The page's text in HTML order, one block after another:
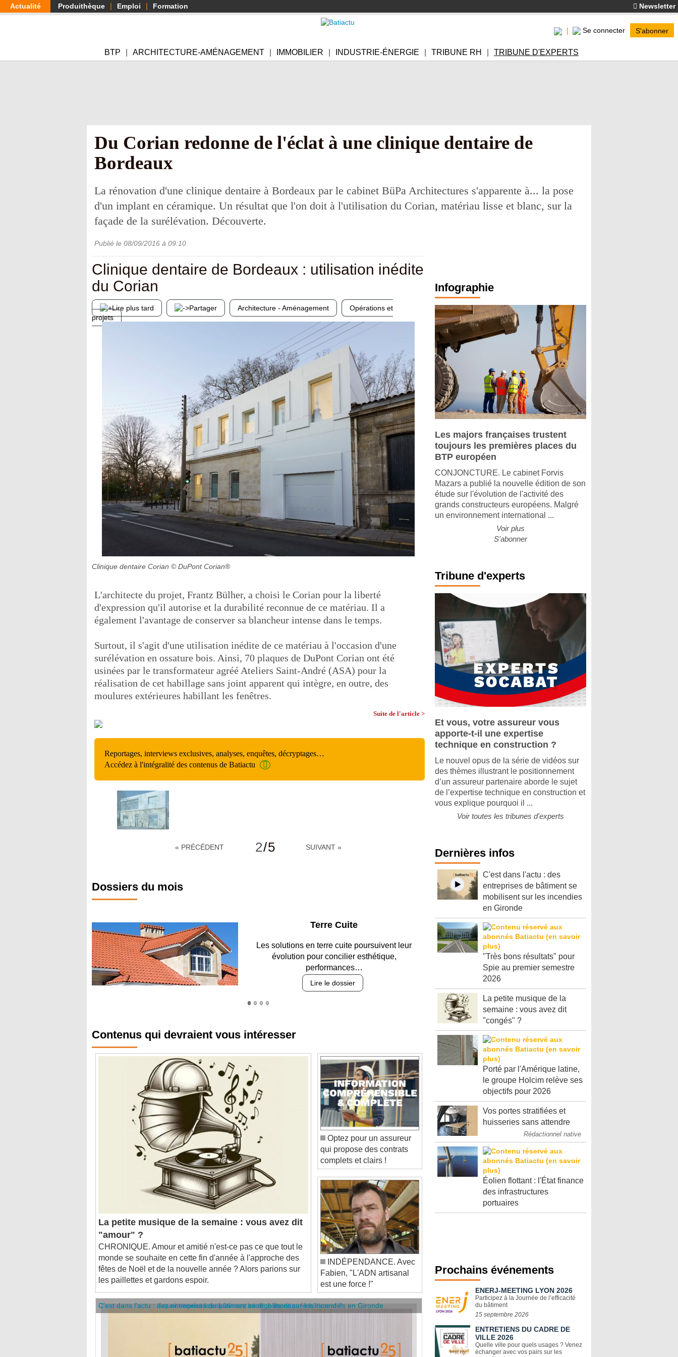
Aller
au
Actualité Produithèque Emploi Formation Newsletter
Se connecter S'abonner
BTP ARCHITECTURE-AMÉNAGEMENT IMMOBILIER INDUSTRIE-ÉNERGIE TRIBUNE RH TRIBUNE D'EXPERTS
Du Corian redonne de l'éclat à une clinique dentaire de
Bordeaux
La rénovation d'une clinique dentaire à Bordeaux par le cabinet BüPa Architectures s'apparente à... la pose
d'un implant en céramique. Un résultat que l'on doit à l'utilisation du Corian, matériau lisse et blanc, sur la
façade de la surélévation. Découverte.
Publié le 08/09/2016 à 09:10
Clinique dentaire de Bordeaux : utilisation inédite
du Corian
Lire plus tard Partager Architecture - Aménagement
Opérations et
projets
Clinique dentaire Corian © DuPont Corian®
L'architecte du projet, Frantz Bülher, a choisi le Corian pour la liberté
d'expression qu'il autorise et la durabilité reconnue de ce matériau. Il a
également l'avantage de conserver sa blancheur intense dans le temps.
Surtout, il s'agit d'une utilisation inédite de ce matériau à l'occasion d'une
surélévation en ossature bois. Ainsi, 70 plaques de DuPont Corian ont été
usinées par le transformateur agréé Ateliers Saint-André (ASA) pour la
réalisation de cet habillage sans joint apparent qui intègre, en outre, des
moulures extérieures habillant les fenêtres.
Suite de l'article >
Reportages, interviews exclusives, analyses, enquêtes, décryptages…
Accédez à l'intégralité des contenus de Batiactu
« PRÉCÉDENT 2/5 SUIVANT »
Dossiers du mois
Parking et garages
Entre circulation, sécurisation des accès, durabilité
des revêtements et intégration…
Lire le dossier
La petite musique de la semaine : vous avez dit
"amour" ?
CHRONIQUE. Amour et amitié n'est-ce pas ce que tout le
monde se souhaite en cette fin d'année à l'approche des
fêtes de Noël et de la nouvelle année ? Alors parions sur
les paillettes et gardons espoir.
Optez pour un assureur
qui propose des contrats
complets et clairs !
INDÉPENDANCE. Avec
Fabien, "L'ADN artisanal
est une force !"
C'est dans l'actu : des entreprises de bâtiment se mobilisent sur les incendies en Gironde
C'est dans l'actu : à quoi servent les systèmes intelligents dans le bâtiment ?
Infographie
Les majors françaises trustent
toujours les premières places du
BTP européen
CONJONCTURE. Le cabinet Forvis
Mazars a publié la nouvelle édition de son
étude sur l'évolution de l'activité des
grands constructeurs européens. Malgré
un environnement international ...
Voir plus
S'abonner
Tribune d'experts
Et vous, votre assureur vous
apporte-t-il une expertise
technique en construction ?
Le nouvel opus de la série de vidéos sur
des thèmes illustrant le positionnement
d’un assureur partenaire aborde le sujet
de l’expertise technique en construction et
vous explique pourquoi il ...
Voir toutes les tribunes d'experts
Dernières infos
C'est dans l'actu : des
entreprises de bâtiment se
mobilisent sur les incendies
en Gironde
"Très bons résultats" pour
Spie au premier semestre
2026
La petite musique de la
semaine : vous avez dit
"congés" ?
Porté par l'Amérique latine,
le groupe Holcim relève ses
objectifs pour 2026
Vos portes stratifiées et
huisseries sans attendre
Rédactionnel native
Éolien flottant : l'État finance
des infrastructures
portuaires
Prochains événements
ENERJ-MEETING LYON 2026
Participez à la Journée de l’efficacité
du bâtiment
15 septembre 2026
ENTRETIENS DU CADRE DE
VILLE 2026
Quelle ville pour quels usages ? Venez
échanger avec vos pairs sur les